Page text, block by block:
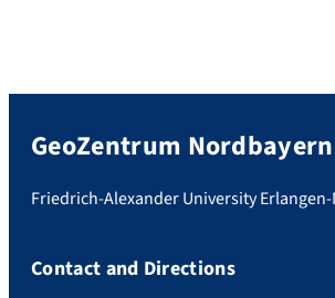
GeoZentrum Nordbayern
Friedrich-Alexander University
Contact and Directions